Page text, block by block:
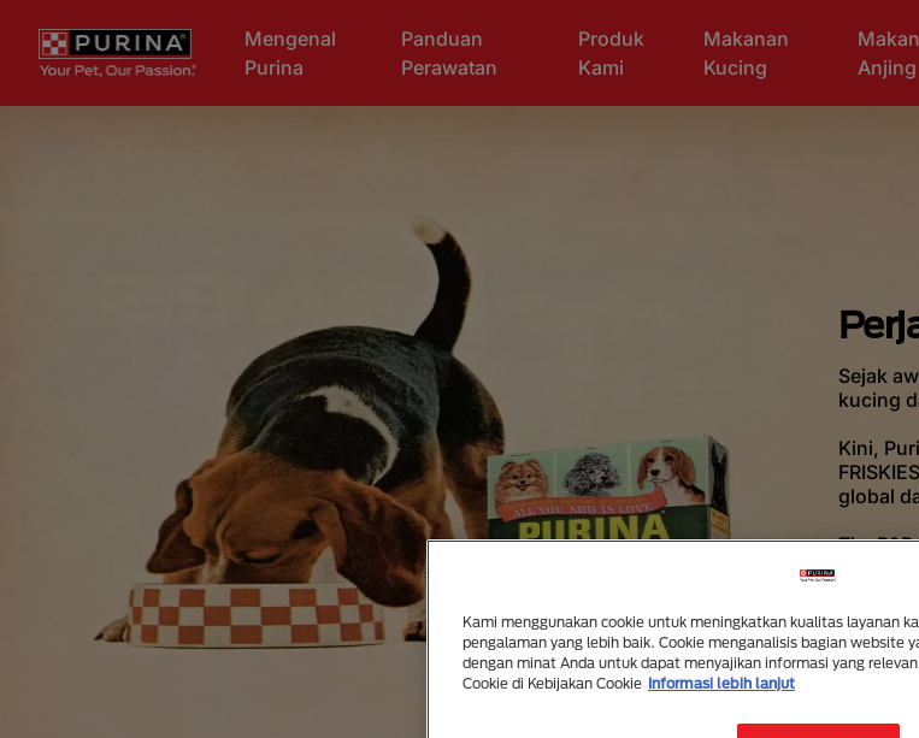
Mengenal
Purina
Panduan
Perawatan
Produk
Kami
Makanan
Kucing
Anjing
Sejak
kucing
Kini,
global
Tim
Kami menggunakan cookie untuk meningkatkan kualitas layanan
pengalaman yang lebih baik. Cookie menganalisis bagian website
dengan minat Anda untuk dapat menyajikan informasi yang
Cookie di Kebijakan Cookie Informasi lebih lanjut